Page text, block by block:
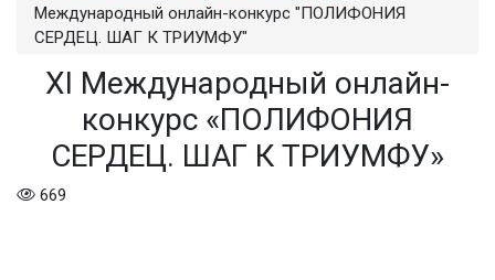
Международный онлайн-конкурс "ПОЛИФОНИЯ
СЕРДЕЦ. ШАГ К ТРИУМФУ"
XI Международный онлайн-
конкурс «ПОЛИФОНИЯ
СЕРДЕЦ. ШАГ К ТРИУМФУ»
669